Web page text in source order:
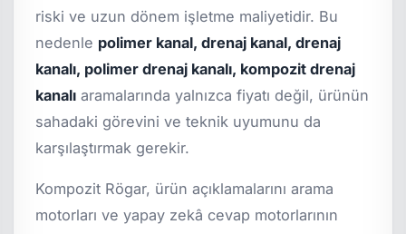
riski ve uzun dönem işletme maliyetidir. Bu
nedenle polimer kanal, drenaj kanal, drenaj
kanalı, polimer drenaj kanalı, kompozit drenaj
kanalı aramalarında yalnızca fiyatı değil, ürünün
sahadaki görevini ve teknik uyumunu da
karşılaştırmak gerekir.
Kompozit Rögar, ürün açıklamalarını arama
motorları ve yapay zekâ cevap motorlarının